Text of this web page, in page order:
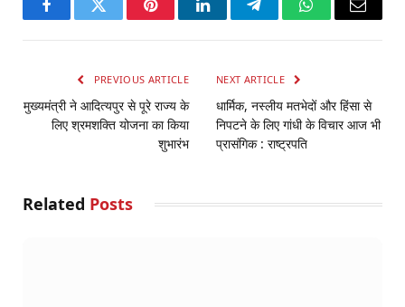
FacebookTwitter PinterestLinkedInTelegramWhatsApp
Email
PREVIOUS ARTICLE
मुख्यमंत्री ने आदित्यपुर से पूरे राज्य के
लिए श्रमशक्ति योजना का किया
शुभारंभ
NEXT ARTICLE
धार्मिक, नस्लीय मतभेदों और हिंसा से
निपटने के लिए गांधी के विचार आज भी
प्रासंगिक : राष्ट्रपति
Related Posts